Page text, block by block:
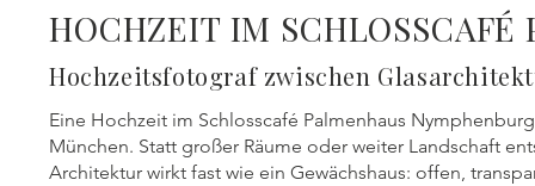
HOCHZEIT IM
Hochzeitsfotograf zwischen
Eine Hochzeit im Schlosscafé Palmenhaus
München. Statt großer Räume oder weiter Landschaft
Architektur wirkt fast wie ein Gewächshaus: offen,